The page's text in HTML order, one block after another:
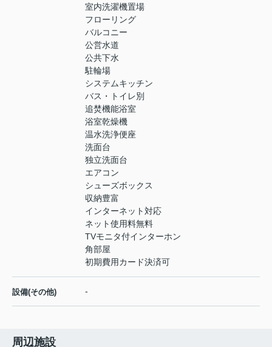
室内洗濯機置場
フローリング
バルコニー
公営水道
公共下水
駐輪場
システムキッチン
バス・トイレ別
追焚機能浴室
浴室乾燥機
温水洗浄便座
洗面台
独立洗面台
エアコン
シューズボックス
収納豊富
インターネット対応
ネット使用料無料
TVモニタ付インターホン
角部屋
初期費用カード決済可
設備(その他) -
周辺施設